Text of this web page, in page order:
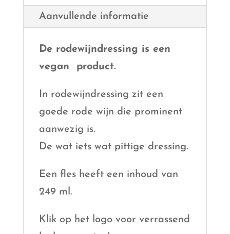
Aanvullende informatie
De rodewijndressing is een
vegan product.
In rodewijndressing zit een
goede rode wijn die prominent
aanwezig is.
De wat iets wat pittige dressing.
Een fles heeft een inhoud van
249 ml.
Klik op het logo voor verrassend